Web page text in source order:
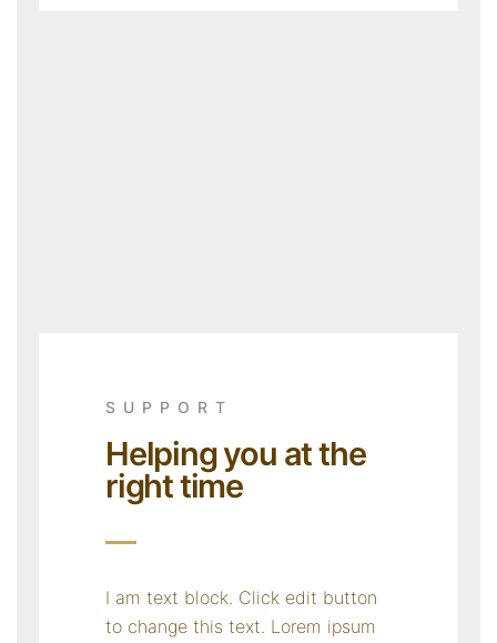
SUPPORT
Helping you at the
right time
I am text block. Click edit button
to change this text. Lorem ipsum